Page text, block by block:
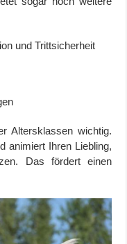
und Trittsicherheit
Altersklassen wichtig.
animiert Ihren Liebling,
Das fördert einen